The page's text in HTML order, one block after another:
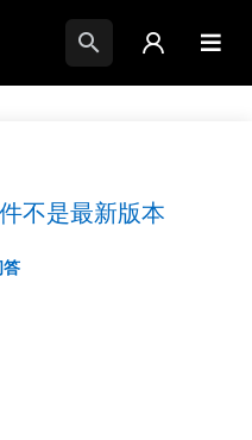
不是最新版本
答